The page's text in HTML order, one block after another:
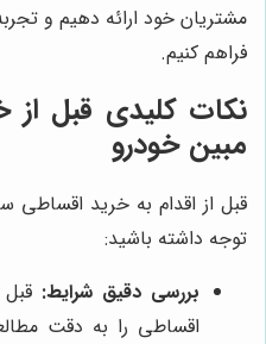
مشتریان خود ارائه دهیم و
فراهم کنیم.
نکات کلیدی قبل از
مبین خودرو
قبل از اقدام به خرید اقساطی
توجه داشته باشید:
بررسی دقیق شرایط:
اقساطی را به دقت